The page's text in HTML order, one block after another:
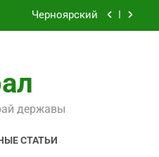
Филькино
Черноярский
Филькино
державы
СТАТЬИ